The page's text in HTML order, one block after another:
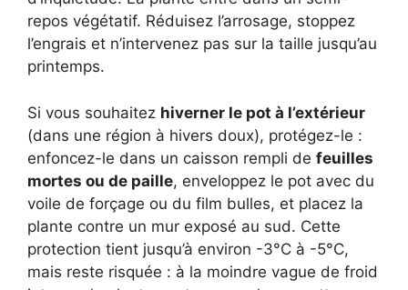
repos végétatif. Réduisez l’arrosage, stoppez
l’engrais et n’intervenez pas sur la taille jusqu’au
printemps.
Si vous souhaitez hiverner le pot à l’extérieur
(dans une région à hivers doux), protégez-le :
enfoncez-le dans un caisson rempli de feuilles
mortes ou de paille, enveloppez le pot avec du
voile de forçage ou du film bulles, et placez la
plante contre un mur exposé au sud. Cette
protection tient jusqu’à environ -3°C à -5°C,
mais reste risquée : à la moindre vague de froid